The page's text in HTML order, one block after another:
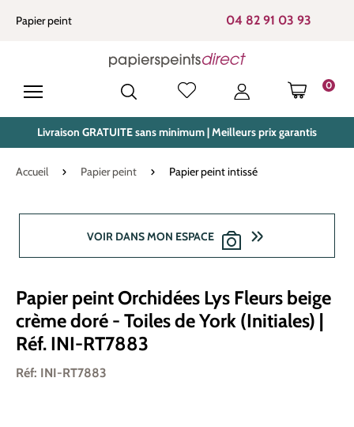
principal
Papier peint 04 82 91 03 93
0
LE
Livraison GRATUITE sans minimum | Meilleurs prix garantis
Accueil Papier peint Papier peint intissé
VOIR DANS MON ESPACE
Papier peint Orchidées Lys Fleurs beige
crème doré - Toiles de York (Initiales) |
Réf. INI-RT7883
Réf: INI-RT7883